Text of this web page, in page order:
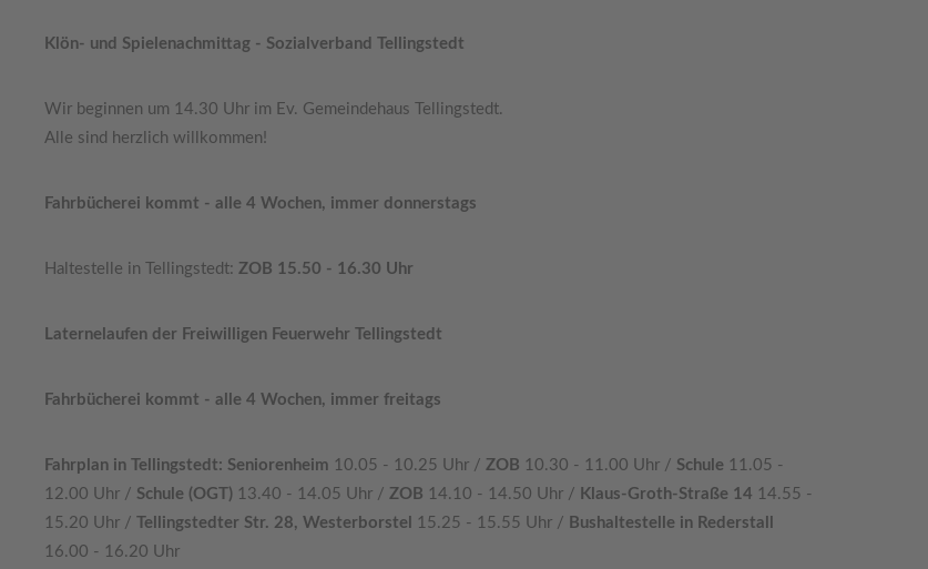
Klön- und Spielenachmittag - Sozialverband Tellingstedt
Wir beginnen um 14.30 Uhr im Ev. Gemeindehaus Tellingstedt.
Alle sind herzlich willkommen!
Fahrbücherei kommt - alle 4 Wochen, immer donnerstags
Haltestelle in Tellingstedt: ZOB 15.50 - 16.30 Uhr
Laternelaufen der Freiwilligen Feuerwehr Tellingstedt
Fahrbücherei kommt - alle 4 Wochen, immer freitags
Fahrplan in Tellingstedt: Seniorenheim 10.05 - 10.25 Uhr / ZOB 10.30 - 11.00 Uhr / Schule 11.05 -
12.00 Uhr / Schule (OGT) 13.40 - 14.05 Uhr / ZOB 14.10 - 14.50 Uhr / Klaus-Groth-Straße 14 14.55 -
15.20 Uhr /
Tellingstedter Str. 28, Westerborstel 15.25 - 15.55 Uhr / Bushaltestelle in Rederstall
16.00 - 16.20 Uhr